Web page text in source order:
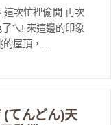
這次忙裡偷閒 再次
ㄟ! 來這邊的印象
屋頂，...
てんどん)天